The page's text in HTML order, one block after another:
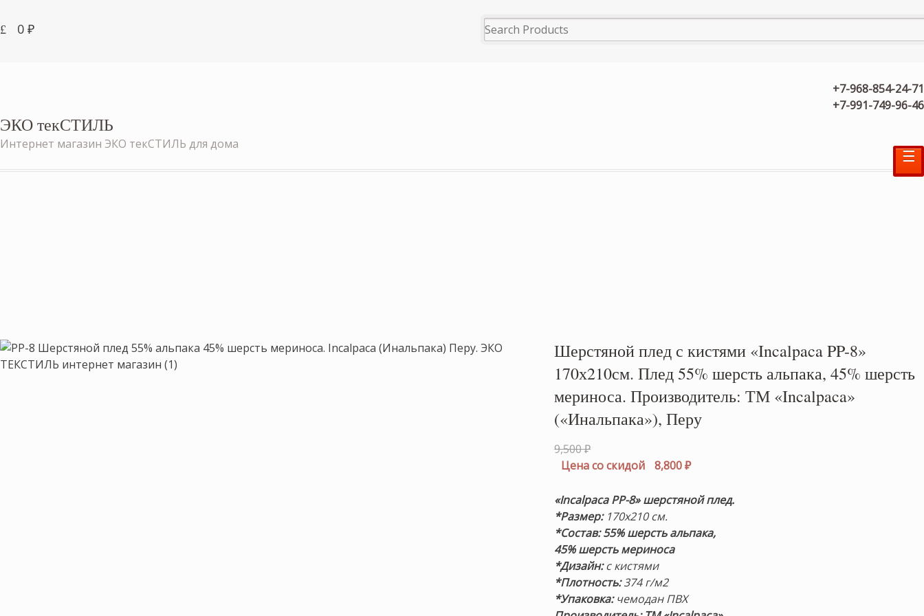
0₽
+7-968-854-24-71
+7-991-749-96-46
ЭКО текСТИЛЬ
Интернет магазин ЭКО текСТИЛЬ для дома
☰
Шерстяной плед с кистями «Incalpaca PP-8»
170х210см. Плед 55% шерсть альпака, 45% шерсть
мериноса. Производитель: ТМ «Incalpaca»
(«Инальпака»), Перу
9,500₽Первоначальная
цена
9,500 ₽.
Цена со скидой 8,800₽Текущая
8,800 ₽.
«Incalpaca PP-8»шерстяной плед.
*Размер:170х210 см.
*Состав: 55% шерсть альпака,
45% шерсть мериноса
*Дизайн:с кистями
*Плотность:374 г/м2
*Упаковка:чемодан ПВХ